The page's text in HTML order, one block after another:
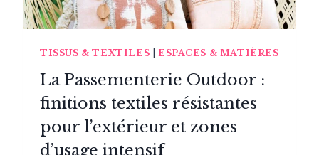
TISSUS & TEXTILES ESPACES & MATIÈRES
La Passementerie Outdoor :
finitions textiles résistantes
pour l’extérieur et zones
d’usage intensif